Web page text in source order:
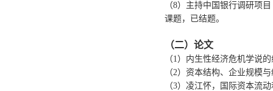
（8）主持中国银行调研项
课题，已结题。
（二）论文
（1）内生性经济危机学说
（2）资本结构、企业规模
（3）凌江怀，国际资本流